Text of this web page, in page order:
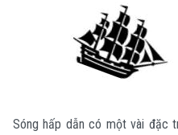
Sóng hấp dẫn có một vài đặc